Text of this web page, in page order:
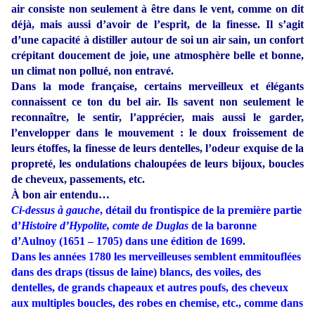
air consiste non seulement à être dans le vent, comme on dit
déjà, mais aussi d’avoir de l’esprit, de la finesse. Il s’agit
d’une capacité à distiller autour de soi un air sain, un confort
crépitant doucement de joie, une atmosphère belle et bonne,
un climat non pollué, non entravé.
Dans la mode française, certains merveilleux et élégants
connaissent ce ton du bel air. Ils savent non seulement le
reconnaître, le sentir, l’apprécier, mais aussi le garder,
l’envelopper dans le mouvement : le doux froissement de
leurs étoffes, la finesse de leurs dentelles, l’odeur exquise de la
propreté, les ondulations chaloupées de leurs bijoux, boucles
de cheveux, passements, etc.
À bon air entendu…
Ci-dessus à gauche, détail du frontispice de la première partie
d’Histoire d’Hypolite, comte de Duglas de la baronne
d’Aulnoy (1651 – 1705) dans une édition de 1699.
Dans les années 1780 les merveilleuses semblent emmitouflées
dans des draps (tissus de laine) blancs, des voiles, des
dentelles, de grands chapeaux et autres poufs, des cheveux
aux multiples boucles, des robes en chemise, etc., comme dans